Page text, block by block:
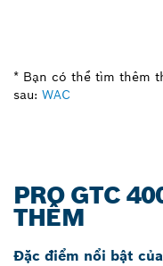
* Bạn có thể tìm thêm
sau: WAC
PRO GTC
THÊM
Đặc điểm nổi bật